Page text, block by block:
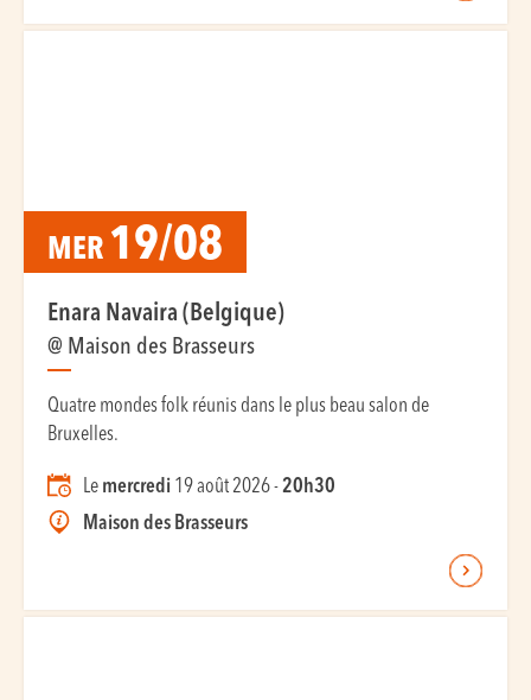
MER 19/08
Enara Navaira (Belgique)
@ Maison des Brasseurs
Quatre mondes folk réunis dans le plus beau salon de
Bruxelles.
Le mercredi 19 août 2026 -20h30
Maison des Brasseurs